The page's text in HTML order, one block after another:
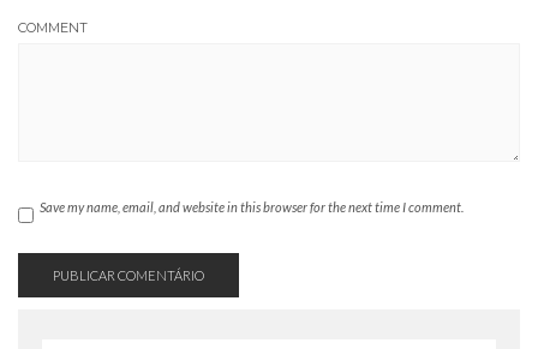
COMMENT
Save my name, email, and website in this browser for the next time I comment.